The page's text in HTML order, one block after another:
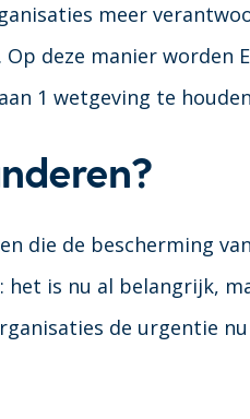
meer
deze manier worden
1 wetgeving te
die de bescherming
het is nu al belangrijk,
de urgentie